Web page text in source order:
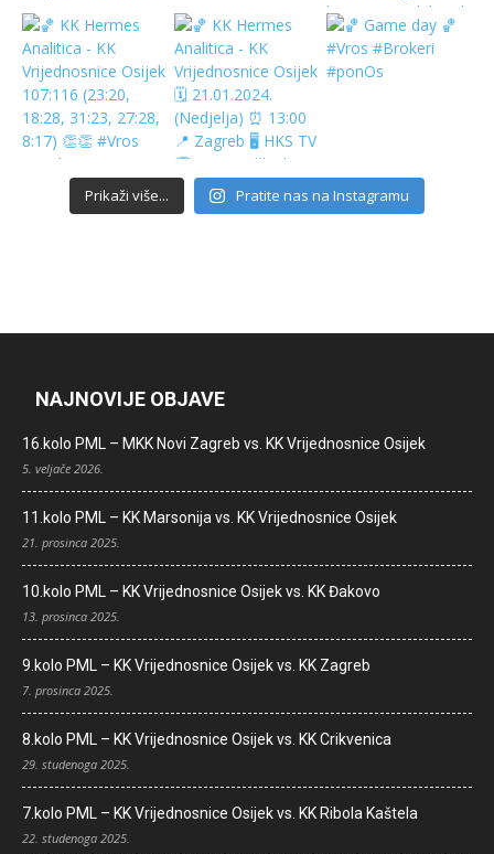
Prikaži više... Pratite nas na Instagramu
NAJNOVIJE OBJAVE
16.kolo PML – MKK Novi Zagreb vs. KK Vrijednosnice Osijek
5. veljače 2026.
11.kolo PML – KK Marsonija vs. KK Vrijednosnice Osijek
21. prosinca 2025.
10.kolo PML – KK Vrijednosnice Osijek vs. KK Đakovo
13. prosinca 2025.
9.kolo PML – KK Vrijednosnice Osijek vs. KK Zagreb
7. prosinca 2025.
8.kolo PML – KK Vrijednosnice Osijek vs. KK Crikvenica
29. studenoga 2025.
7.kolo PML – KK Vrijednosnice Osijek vs. KK Ribola Kaštela
22. studenoga 2025.